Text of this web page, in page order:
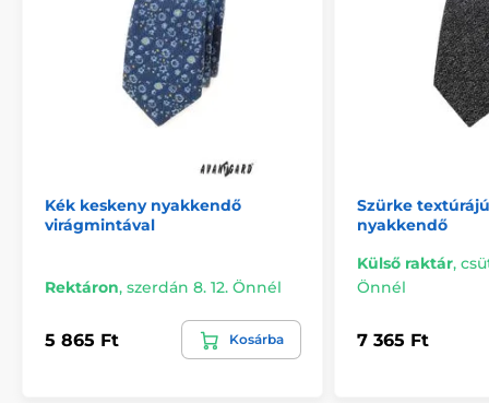
Kék keskeny nyakkendő
virágmintával
Rektáron, szerdán 8. 12. Önnél
5 865 Ft Kosárba
Szürke
nyakkendő
Külső raktár,
Önnél
7 365 Ft